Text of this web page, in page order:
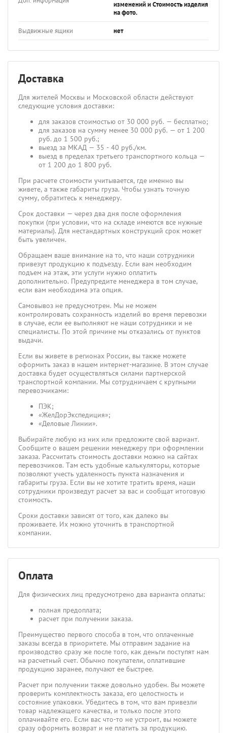
изменений и Стоимость изделия
на фото.
Выдвижные ящики нет
Доставка
Для жителей Москвы и Московской области действуют
следующие условия доставки:
для заказов стоимостью от 30 000 руб. — бесплатно;
для заказов на сумму менее 30 000 руб. — от 1 200
руб. до 1 500 руб.;
выезд за МКАД — 35 - 40 руб./км.
выезд в пределах третьего транспортного кольца —
от 1 200 до 1 800 руб.
При расчете стоимости учитывается, где именно вы
живете, а также габариты груза. Чтобы узнать точную
сумму, обратитесь к менеджеру.
Срок доставки — через два дня после оформления
покупки (при условии, что на складе имеются все нужные
материалы). Для нестандартных конструкций срок может
быть увеличен.
Обращаем ваше внимание на то, что наши сотрудники
привезут продукцию к подъезду. Если вам необходим
подъем на этаж, эти услуги нужно оплатить
дополнительно. Предупредите менеджера в том случае,
если вам необходима эта опция.
Самовывоз не предусмотрен. Мы не можем
контролировать сохранность изделий во время перевозки
в случае, если ее выполняют не наши сотрудники и не
специалисты. По этой причине мы отказались от пунктов
выдачи.
Если вы живете в регионах России, вы также можете
оформить заказ в нашем интернет-магазине. В этом случае
доставка будет осуществляться силами партнерской
транспортной компании. Мы сотрудничаем с крупными
перевозчиками:
ПЭК;
«ЖелДорЭкспедиция»;
«Деловые Линии».
Выбирайте любую из них или предложите свой вариант.
Сообщите о вашем решении менеджеру при оформлении
заказа. Рассчитать стоимость доставки можно на сайтах
перевозчиков. Там есть удобные калькуляторы, которые
позволяют учесть удаленность пункта назначения и
габариты груза. Если вы не хотите тратить время, наши
сотрудники произведут расчет за вас и сообщат итоговую
стоимость.
Сроки доставки зависят от того, как далеко вы
проживаете. Их можно уточнить в транспортной
компании.
Оплата
Для физических лиц предусмотрено два варианта оплаты:
полная предоплата;
расчет при получении заказа.
Преимущество первого способа в том, что оплаченные
заказы всегда в приоритете. Мы отправим задание на
производство сразу же после того, как деньги поступят нам
на расчетный счет. Обычно покупатели, оплатившие
продукцию заранее, получают ее быстрее.
Расчет при получении также довольно удобен. Вы можете
проверить комплектность заказа, его целостность и
состояние упаковки. Убедитесь в том, что вам привезли
товар надлежащего качества, и только после этого
оплачивайте его. Если вас что-то не устроит, вы можете
сразу оформить возврат и не платить за продукцию.